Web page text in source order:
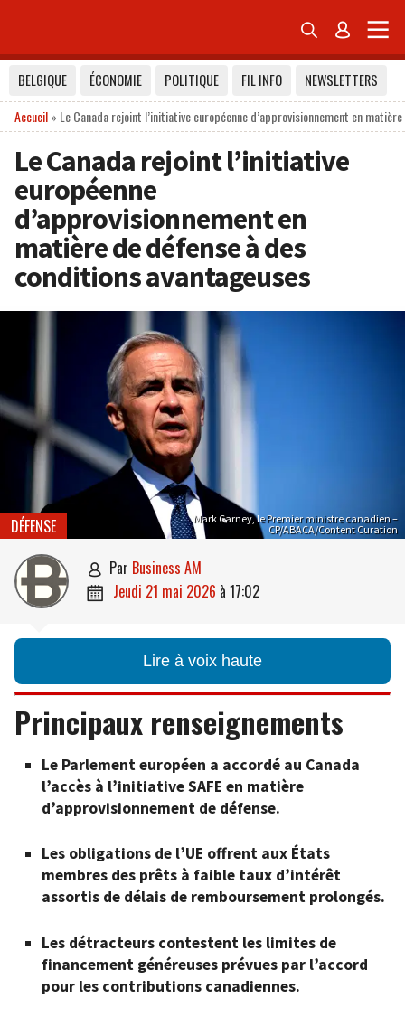
 
BELGIQUE ÉCONOMIE POLITIQUE FIL INFO
NEWSLETTERS
Accueil» Le Canada rejoint l’initiative européenne d’approvisionnement en
Le Canada rejoint l’initiative
européenne
d’approvisionnement en
matière de défense à des
conditions avantageuses
Mark Carney, le Premier ministre canadien –
CP/ABACA/Content Curation
DÉFENSE
 par Business AM
 jeudi 21 mai 2026 à 17:02
Lire à voix haute
Principaux renseignements
Le Parlement européen a accordé au Canada
l’accès à l’initiative SAFE en matière
d’approvisionnement de défense.
Les obligations de l’UE offrent aux États
membres des prêts à faible taux d’intérêt
assortis de délais de remboursement prolongés.
Les détracteurs contestent les limites de
financement généreuses prévues par l’accord
pour les contributions canadiennes.